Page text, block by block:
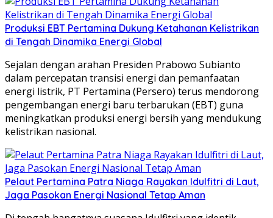
Produksi EBT Pertamina Dukung Ketahanan Kelistrikan
di Tengah Dinamika Energi Global
Sejalan dengan arahan Presiden Prabowo Subianto
dalam percepatan transisi energi dan pemanfaatan
energi listrik, PT Pertamina (Persero) terus mendorong
pengembangan energi baru terbarukan (EBT) guna
meningkatkan produksi energi bersih yang mendukung
kelistrikan nasional.
Pelaut Pertamina Patra Niaga Rayakan Idulfitri di Laut,
Jaga Pasokan Energi Nasional Tetap Aman